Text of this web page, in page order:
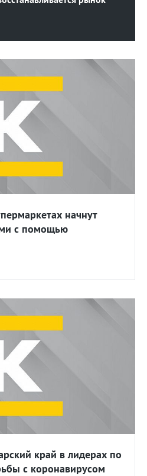
начнут
с помощью
край в лидерах по
с коронавирусом